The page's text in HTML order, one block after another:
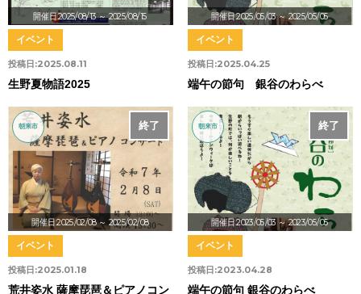
開催日:2025/08/13～ 2025/08/15
投稿日:2025.08.11
イベント
生野夏物語2025
開催日:2025/05/03 ～ 2025/05/05
投稿日:2025.04.25
イベント
端午の節句 銀谷のわらべ
開催日:2025/02/08～ 2025/02/08
終了
朝来市
投稿日:2025.01.18
イベント
荒井姿水 薩摩琵琶＆ピアノコン
開催日:2023/05/03 ～ 2023/05/05
終了
朝来市
投稿日:2023.04.28
イベント
端午の節句 銀谷のわらべ